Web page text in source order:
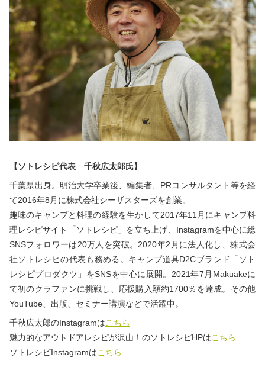
【ソトレシピ代表 千秋広太郎氏】
千葉県出身。明治大学卒業後、編集者、PRコンサルタント等を経
て2016年8月に株式会社シーザスターズを創業。
趣味のキャンプと料理の経験を生かして2017年11月にキャンプ料
理レシピサイト「ソトレシピ」を立ち上げ、Instagramを中心に総
SNSフォロワーは20万人を突破。2020年2月に法人化し、株式会
社ソトレシピの代表も務める。キャンプ道具D2Cブランド「ソト
レシピプロダクツ」をSNSを中心に展開。2021年7月Makuakeに
て初のクラファンに挑戦し、応援購入額約1700％を達成。その他
YouTube、出版、セミナー講演などで活躍中。
千秋広太郎のInstagramはこちら
魅力的なアウトドアレシピが沢山！のソトレシピHPはこちら
ソトレシピInstagramはこちら